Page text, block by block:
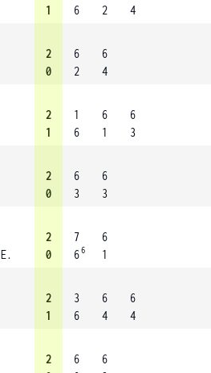
1
6
2
4
2
0
6
2
6
4
2
1
1
6
6
1
6
3
2
0
6
3
6
3
2
0
7
66
6
1
2
1
3
6
6
4
6
4
2
6
6